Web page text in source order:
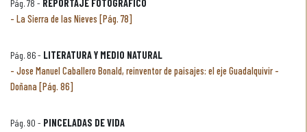
Pág. 78 - REPORTAJE FOTOGRÁFICO
La Sierra de las Nieves [Pág. 78]
Pág. 86 - LITERATURA Y MEDIO NATURAL
Jose Manuel Caballero Bonald, reinventor de paisajes: el eje Guadalquivir -
Doñana [Pág. 86]
Pág. 90 - PINCELADAS DE VIDA